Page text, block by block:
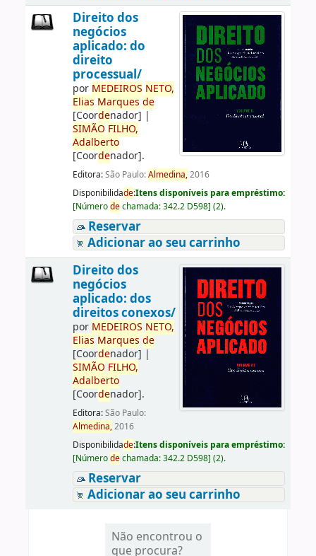
Direito dos
negócios
aplicado: do
direito
processual/
por MEDEIROS NETO,
Elias Marques de
[Coordenador] |
SIMÃO FILHO,
Adalberto
[Coordenador].
Editora:São Paulo:Almedina,2016
Disponibilidade:Itens disponíveis para empréstimo:
[Númerodechamada:342.2 D598] (2).
Reservar
Adicionar ao seu carrinho
Direito dos
negócios
aplicado: dos
direitos conexos/
por MEDEIROS NETO,
Elias Marques de
[Coordenador] |
SIMÃO FILHO,
Adalberto
[Coordenador].
Editora:São Paulo:
Almedina,2016
Disponibilidade:Itens disponíveis para empréstimo:
[Númerodechamada:342.2 D598] (2).
Reservar
Adicionar ao seu carrinho
Não encontrou o
que procura?